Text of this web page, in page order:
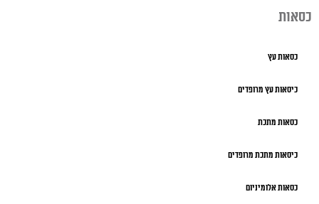
כסאות
כסאות עץ
כיסאות עץ מרופדים
כסאות מתכת
כיסאות מתכת מרופדים
כסאות אלומיניום